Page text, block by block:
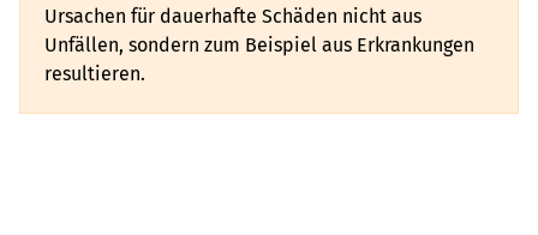
Ursachen für dauerhafte Schäden nicht aus
Unfällen, sondern zum Beispiel aus Erkrankungen
resultieren.